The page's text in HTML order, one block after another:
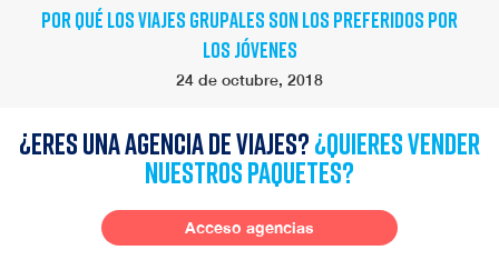
POR QUÉ LOS VIAJES GRUPALES SON LOS PREFERIDOS POR
LOS JÓVENES
24 de octubre, 2018
¿Eres una agencia de viajes?¿quieres vender
nuestros paquetes?
Acceso agencias